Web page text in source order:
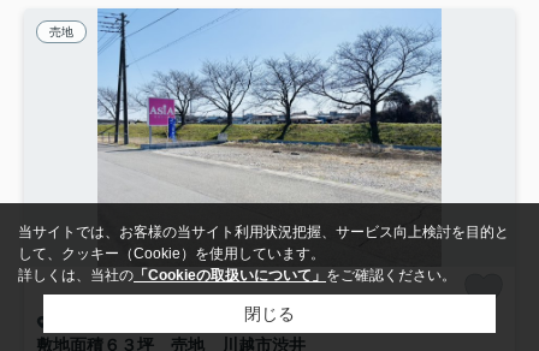
売地
敷地面積６３坪 売地 川越市渋井
当サイトでは、お客様の当サイト利用状況把握、サービス向上検討を目的と
して、クッキー（Cookie）を使用しています。
詳しくは、当社の 「Cookieの取扱いについて」 をご確認ください。
閉じる